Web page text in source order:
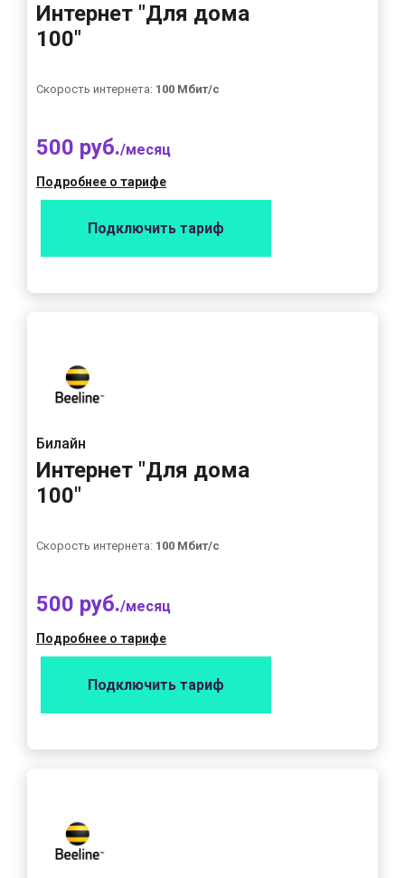
Интернет "Для дома
100"
Скорость интернета: 100 Мбит/с
500 руб./месяц
Подробнее о тарифе
Подключить тариф
Билайн
Интернет "Для дома
100"
Скорость интернета: 100 Мбит/с
500 руб./месяц
Подробнее о тарифе
Подключить тариф